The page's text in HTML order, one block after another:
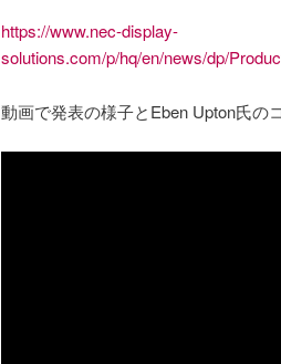
https://www.nec-display-
solutions.com/p/hq/en/news/dp/
動画で発表の様子とEben Upton氏の